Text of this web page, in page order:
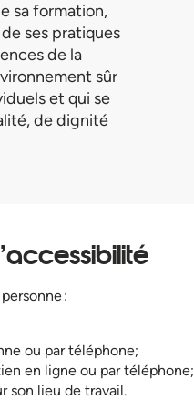
sa formation,
ses pratiques
de la
sûr
et qui se
de dignité
:
ou par téléphone;
en ligne ou par téléphone;
son lieu de travail.